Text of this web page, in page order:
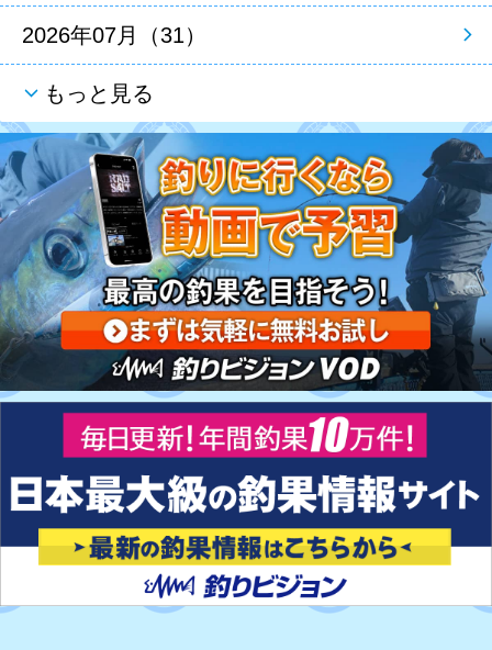
2026年07月（31）
もっと見る